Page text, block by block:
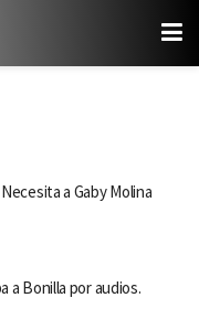
a Gaby Molina
a Bonilla por audios.